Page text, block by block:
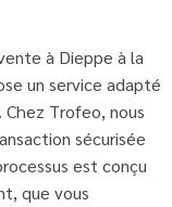
à Dieppe à la
un service adapté
Trofeo, nous
sécurisée
est conçu
que vous